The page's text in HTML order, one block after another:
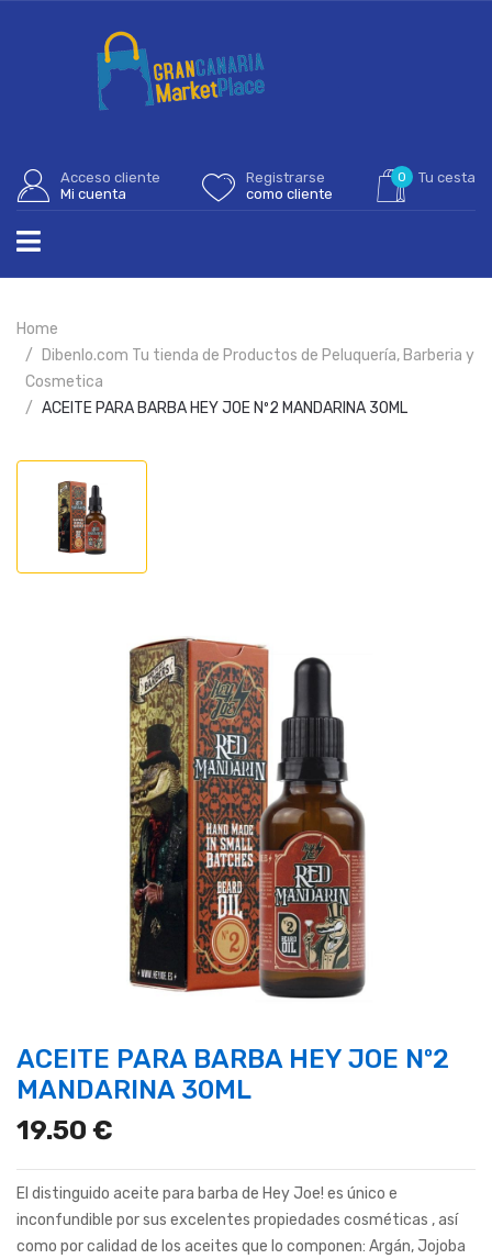
Acceso cliente
Mi cuenta
Registrarse
como cliente
0 Tu cesta
Home
Dibenlo.com Tu tienda de Productos de Peluquería, Barberia y
Cosmetica
ACEITE PARA BARBA HEY JOE Nº2 MANDARINA 30ML
ACEITE PARA BARBA HEY JOE Nº2
MANDARINA 30ML
19.50 €
El distinguido aceite para barba de Hey Joe! es único e
inconfundible por sus excelentes propiedades cosméticas , así
como por calidad de los aceites que lo componen: Argán, Jojoba